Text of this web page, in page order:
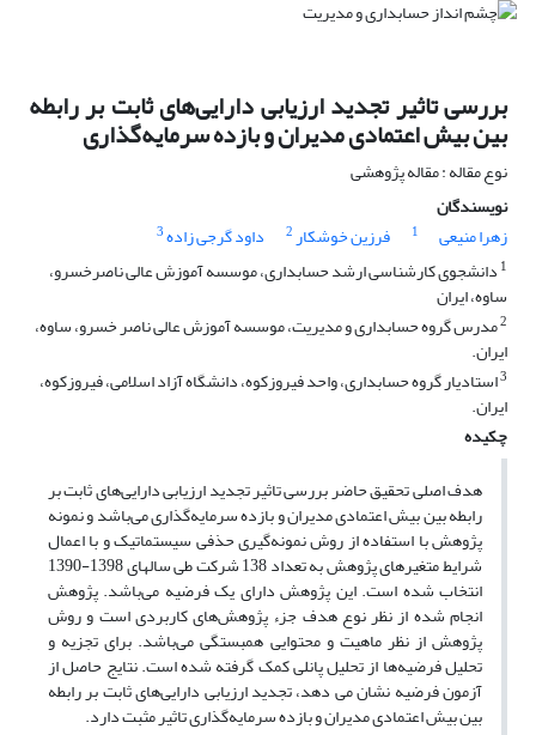
بررسی تاثیر تجدید ارزیابی دارایی‌های ثابت بر رابطه
بین بیش اعتمادی مدیران و بازده سرمایه‌گذاری
نوع مقاله : مقاله پژوهشی
نویسندگان
زهرا منیعی
1 فرزین خوشکار2 داود گرجی زاده3
1 دانشجوی کارشناسی ارشد حسابداری، موسسه آموزش عالی ناصرخسرو،
ساوه، ایران
2مدرس گروه حسابداری و مدیریت، موسسه آموزش عالی ناصر خسرو، ساوه،
ایران.
3استادیار گروه حسابداری، واحد فیروزکوه، دانشگاه آزاد اسلامی، فیروزکوه،
ایران.
چکیده
هدف اصلی تحقیق حاضر بررسی تاثیر تجدید ارزیابی دارایی‌های ثابت بر
رابطه بین بیش اعتمادی مدیران و بازده سرمایه‌گذاری می‌باشد و نمونه
پژوهش با استفاده از روش نمونه‌گیری حذفی سیستماتیک و با اعمال
شرایط متغیرهای پژوهش به تعداد 138 شرکت طی سالهای 1398-1390
انتخاب شده است. این پژوهش دارای یک فرضیه می‌باشد. پژوهش
انجام شده از نظر نوع هدف جزء پژوهش‌های کاربردی است و روش
پژوهش از نظر ماهیت و محتوایی همبستگی می‌باشد. برای تجزیه و
تحلیل فرضیه‌ها از تحلیل پانلی کمک گرفته شده است. نتایج حاصل از
آزمون فرضیه نشان می دهد، تجدید ارزیابی دارایی‌های ثابت بر رابطه
بین بیش اعتمادی مدیران و بازده سرمایه‌گذاری تاثیر مثبت دارد.